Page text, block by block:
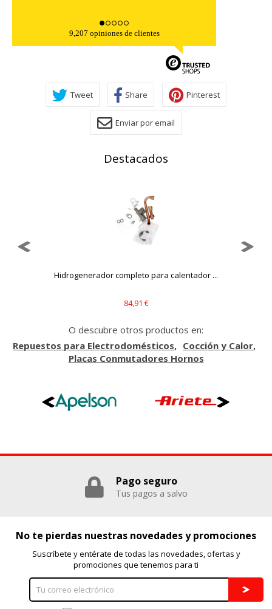
9,207 opiniones de clientes
Tweet Share Pinterest
Enviar por email
Destacados
Hidrogenerador completo para calentador ...
84,91 €
O descubre otros productos en:
Repuestos para Electrodomésticos
Cocción y Calor
Placas Conmutadores Hornos
Pago seguro
Tus pagos a salvo
No te pierdas nuestras novedades y promociones
Suscríbete y entérate de todas las novedades, ofertas y
promociones que tenemos para ti
Cookies Utilizadas:
COOKIELEGALFERSAY, VSF904, PHPSESSID, wp-settings-1,
wp-settings-time-1, _evCo, _evCoLT
Cookies de rendimiento
Estas cookies nos permiten contar las visitas y fuentes de
tráfico para poder evaluar el rendimiento de nuestro sitio y
mejorarlo. Nos ayudan a saber qué páginas son las más o
menos visitadas, y cómo los visitantes navegan por el sitio.
agregada y, por lo tanto, es anónima.
Estas cookies pueden ser establecidas a través de nuestro
intereses y mostrarle anuncios relevantes en otros sitios.
No almacenan directamente información personal, sino
_evAd, _evCoupon, _evSubscription, _evPromt